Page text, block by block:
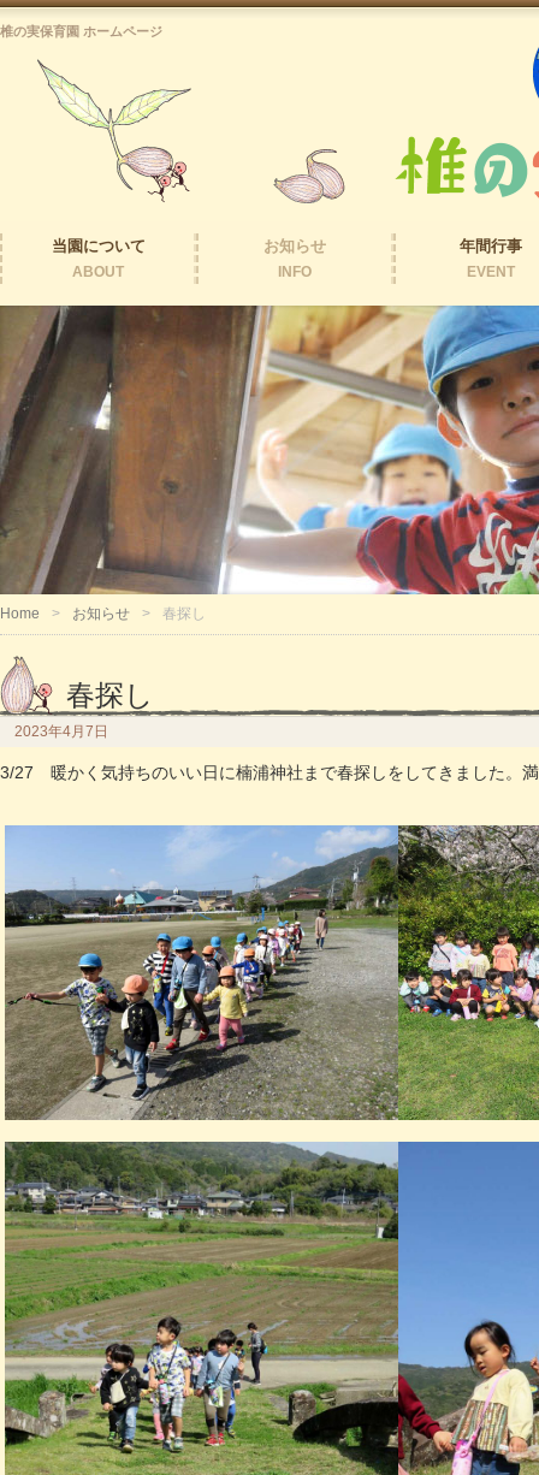
椎の実保育園 ホームページ
当園について
ABOUT
お知らせ
INFO
年間行事
EVENT
Home お知らせ 春探し
春探し
2023年4月7日
3/27 暖かく気持ちのいい日に楠浦神社まで春探しをしてきました。